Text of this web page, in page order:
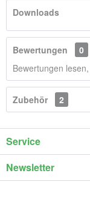
Downloads
Bewertungen
0
Bewertungen
Zubehör 2
Service
Newsletter